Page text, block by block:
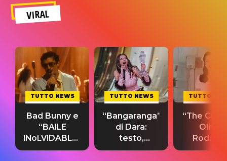
VIRAL
TUTTO NEWS
Bad Bunny e
“BAILE
INoLVIDABLE”:
testo,
TUTTO NEWS
“Bangaranga”
di Dara:
testo,
traduzione e
TUTTO
“The
Olivia
testo,